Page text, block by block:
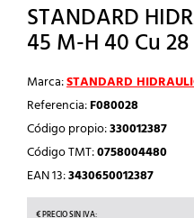
STANDARD
45 M-H 40 Cu 28
Marca:STANDARD
Referencia:F080028
Código propio:330012387
Código TMT:0758004480
EAN 13:3430650012387